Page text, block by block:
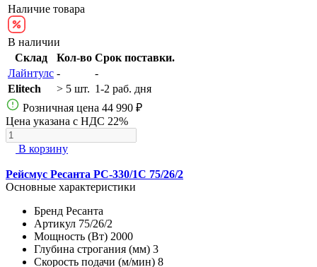
Наличие товара
В наличии
Склад
Кол-во Срок поставки.
Лайнтулс -
-
Elitech
> 5 шт. 1-2 раб. дня
Розничная цена 44 990 ₽
Цена указана с НДС 22%
В корзину
Рейсмус Ресанта РС-330/1С 75/26/2
Основные характеристики
Бренд Ресанта
Артикул 75/26/2
Мощность (Вт) 2000
Глубина строгания (мм) 3
Скорость подачи (м/мин) 8